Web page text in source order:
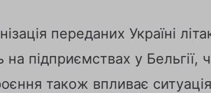
переданих Україні
підприємствах у Бельгії,
також впливає